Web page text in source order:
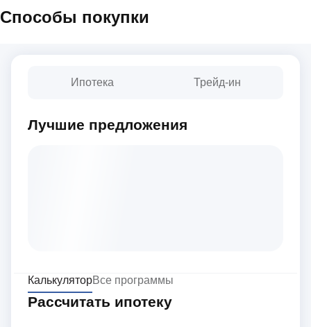
Способы покупки
Ипотека Трейд-ин
Лучшие предложения
КалькуляторВсе программы
Рассчитать ипотеку